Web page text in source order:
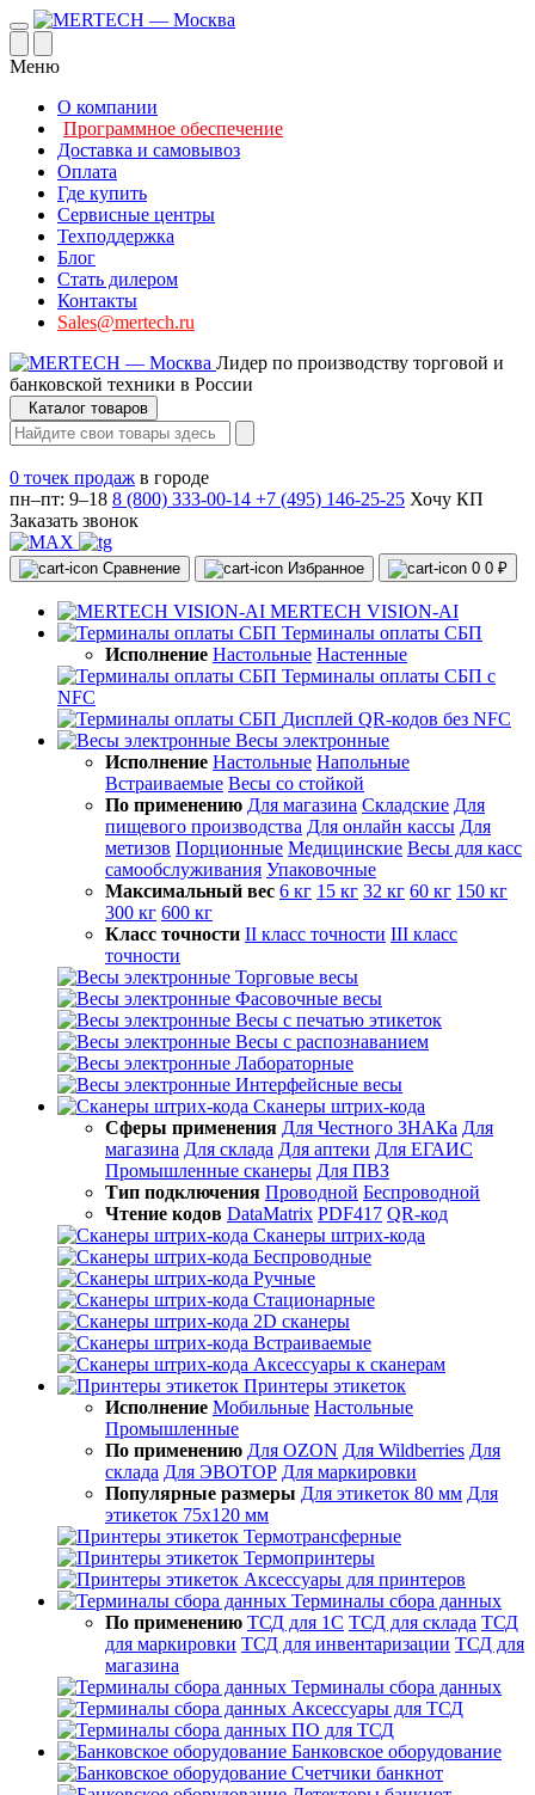
Меню
О компании
Программное обеспечение
Доставка и самовывоз
Оплата
Где купить
Сервисные центры
Техподдержка
Блог
Стать дилером
Контакты
Sales@mertech.ru
Лидер по производству торговой и
банковской техники в России
Каталог товаров
0 точек продаж в городе
пн–пт: 9–18 8 (800) 333-00-14 +7 (495) 146-25-25 Хочу КП
Заказать звонок
Сравнение Избранное 0 0 ₽
MERTECH VISION-AI
Терминалы оплаты СБП
Исполнение Настольные Настенные
Терминалы оплаты СБП с
NFC
Дисплей QR-кодов без NFC
Весы электронные
Исполнение Настольные Напольные
Встраиваемые Весы со стойкой
По применению Для магазина Складские Для
пищевого производства Для онлайн кассы Для
метизов Порционные Медицинские Весы для касс
самообслуживания Упаковочные
Максимальный вес 6 кг 15 кг 32 кг 60 кг 150 кг
300 кг 600 кг
Класс точности II класс точности III класс
точности
Торговые весы
Фасовочные весы
Весы с печатью этикеток
Весы с распознаванием
Лабораторные
Интерфейсные весы
Сканеры штрих-кода
Сферы применения Для Честного ЗНАКа Для
магазина Для склада Для аптеки Для ЕГАИС
Промышленные сканеры Для ПВЗ
Тип подключения Проводной Беспроводной
Чтение кодов DataMatrix PDF417 QR-код
Сканеры штрих-кода
Беспроводные
Ручные
Стационарные
2D сканеры
Встраиваемые
Аксессуары к сканерам
Принтеры этикеток
Исполнение Мобильные Настольные
Промышленные
По применению Для OZON Для Wildberries Для
склада Для ЭВОТОР Для маркировки
Популярные размеры Для этикеток 80 мм Для
этикеток 75х120 мм
Термотрансферные
Термопринтеры
Аксессуары для принтеров
Терминалы сбора данных
По применению ТСД для 1С ТСД для склада ТСД
для маркировки ТСД для инвентаризации ТСД для
магазина
Терминалы сбора данных
Аксессуары для ТСД
ПО для ТСД
Банковское оборудование
Счетчики банкнот